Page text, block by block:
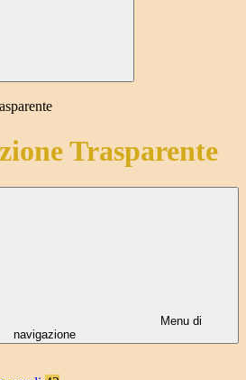
Trasparente
Menu di
navigazione